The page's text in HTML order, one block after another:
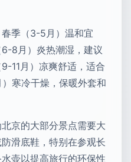
季（3-5月）温和宜
8月）炎热潮湿，建议
11月）凉爽舒适，适合
寒冷干燥，保暖外套和
京的大部分景点需要大
滑底鞋，特别在参观长
壶以提高旅行的环保性